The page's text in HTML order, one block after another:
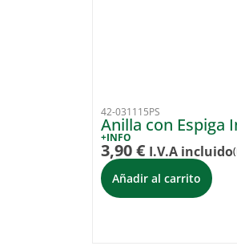
42-031115PS
Anilla con Espiga
+INFO
3,90€ I.V.A incluido
Añadir al carrito